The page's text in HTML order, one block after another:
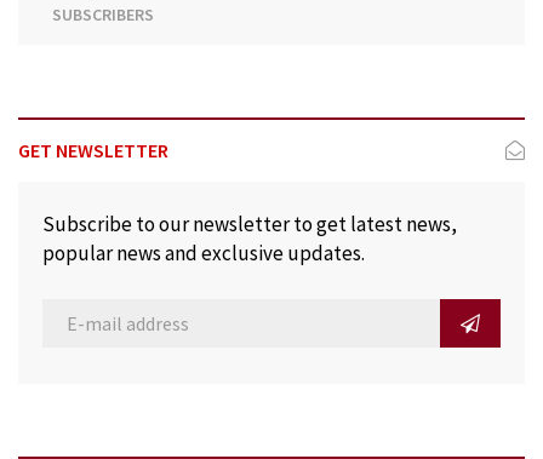
SUBSCRIBERS
GET NEWSLETTER
Subscribe to our newsletter to get latest news,
popular news and exclusive updates.